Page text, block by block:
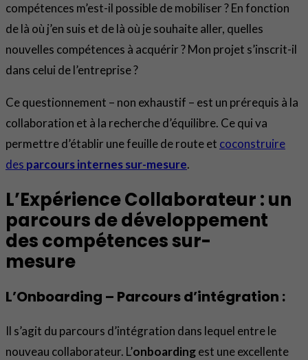
compétences m’est-il possible de mobiliser ? En fonction
de là où j’en suis et de là où je souhaite aller, quelles
nouvelles compétences à acquérir ? Mon projet s’inscrit-il
dans celui de l’entreprise ?
Ce questionnement – non exhaustif – est un prérequis à la
collaboration et à la recherche d’équilibre. Ce qui va
permettre d’établir une feuille de route et coconstruire
des parcours internes sur-mesure.
L’Expérience Collaborateur : un
parcours de développement
des compétences sur-
mesure
L’Onboarding – Parcours d’intégration :
Il s’agit du parcours d’intégration dans lequel entre le
nouveau collaborateur. L’onboardingest une excellente